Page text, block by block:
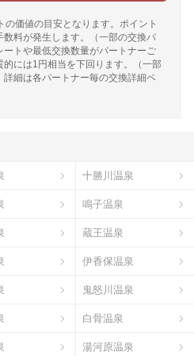
価値の目安となります。ポイント
料が発生します。（一部の交換パ
トや最低交換数量がパートナーご
的には1円相当を下回ります。（一部
細は各パートナー毎の交換詳細ペ
十勝川温泉
鳴子温泉
蔵王温泉
伊香保温泉
鬼怒川温泉
白骨温泉
湯河原温泉